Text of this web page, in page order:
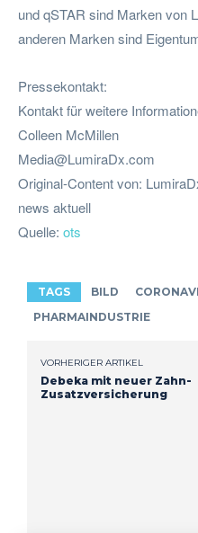
und qSTAR sind Marken von
anderen Marken sind
Pressekontakt:
Kontakt für weitere
Colleen McMillen
Media@LumiraDx.com
Original-Content von:
news aktuell
Quelle: ots
TAGS BILD
PHARMAINDUSTRIE
VORHERIGER ARTIKEL
Debeka mit neuer Zahn-
Zusatzversicherung